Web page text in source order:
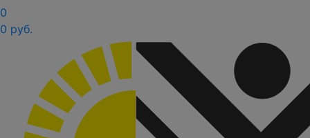
0
0 руб.